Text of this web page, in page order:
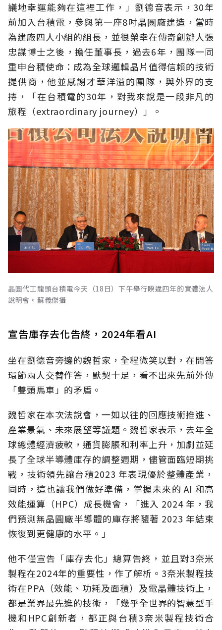
議地幸運能夠在這裡工作，」劉德音表示，30年
前加入台積電，參與第一座8吋晶圓廠建造，當時
為建廠四人小組的組長，並很榮幸在傳奇創辦人張
忠謀博士之後，擔任董事長，過去6年，團隊一同
重申台積使命：成為全球邏輯晶片值得信賴的技術
提供商，他並感謝才華洋溢的團隊，與外界的支
持，「在台積電的30年，對我來說是一段非凡的
旅程（extraordinary journey）」。
晶圓代工龍頭台積電今天（18日）下午舉行睽違四年的實體法人
說明會。蘇義傑攝
宣告庫存去化告終，2024年看AI
坐在劉德音旁邊的魏哲家，全程微笑以對，在問答
環節兩人交替作答，默契十足，看不出來先前外傳
「雙頭馬車」的矛盾。
魏哲家在本次法說會，一如以往的回應技術推進、
產業景氣、未來展望等議題。魏哲家表示，去年全
球總體經濟疲軟，通貨膨脹和利率上升，加劇並延
長了全球半導體庫存的調整週期，儘管面臨短期挑
戰，技術領先讓台積2023 年表現優於整體產業，
同時，這也讓我們做好準備，掌握未來的 AI 和高
效能運算（HPC）成長機會，「進入 2024 年，我
們預測無晶圓廠半導體的庫存將隨著 2023 年結束
恢復到更健康的水平。」
他不僅宣告「庫存去化」總算告終，並且對3奈米
製程在2024年的重要性，作了解析。3奈米製程技
術在PPA（效能、功耗及面積）及電晶體技術上，
都是業界最先進的技術，「幾乎全世界的智慧型手
機和HPC創新者，都正與台積3奈米製程技術合